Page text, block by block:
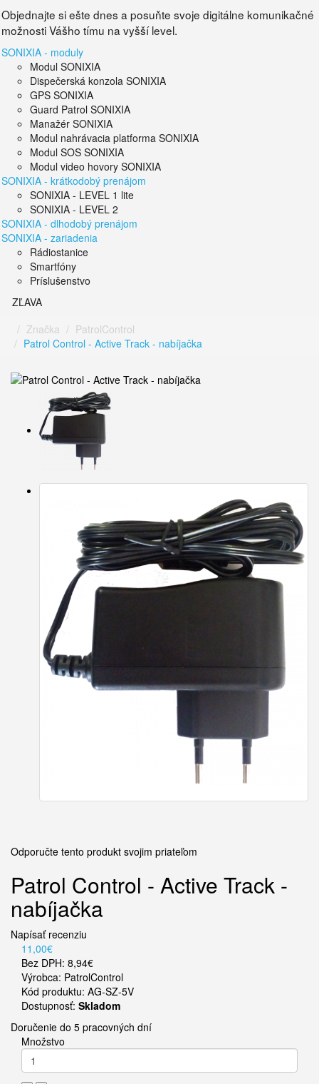
Objednajte si ešte dnes a posuňte svoje digitálne komunikačné
možnosti Vášho tímu na vyšší level.
SONIXIA - moduly
Modul SONIXIA
Dispečerská konzola SONIXIA
GPS SONIXIA
Guard Patrol SONIXIA
Manažér SONIXIA
Modul nahrávacia platforma SONIXIA
Modul SOS SONIXIA
Modul video hovory SONIXIA
SONIXIA - krátkodobý prenájom
SONIXIA - LEVEL 1 lite
SONIXIA - LEVEL 2
SONIXIA - dlhodobý prenájom
SONIXIA - zariadenia
Rádiostanice
Smartfóny
Príslušenstvo
ZĽAVA
Značka
PatrolControl
Patrol Control - Active Track - nabíjačka
Odporučte tento produkt svojim priateľom
Patrol Control - Active Track -
nabíjačka
Napísať recenziu
11,00€
Bez DPH: 8,94€
Výrobca: PatrolControl
Kód produktu: AG-SZ-5V
Dostupnosť: Skladom
Doručenie do 5 pracovných dní
Množstvo